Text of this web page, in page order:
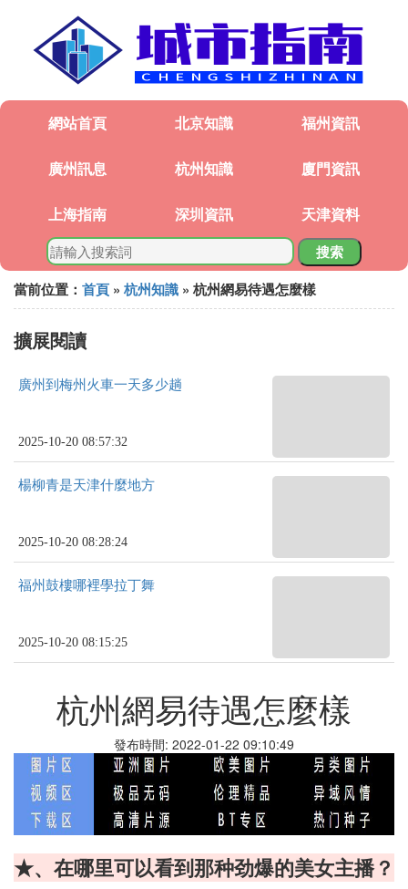
網站首頁 北京知識 福州資訊
廣州訊息 杭州知識 廈門資訊
上海指南 深圳資訊 天津資料
搜索
當前位置： 首頁 » 杭州知識 » 杭州網易待遇怎麼樣
擴展閱讀
廣州到梅州火車一天多少趟
2025-10-20 08:57:32
楊柳青是天津什麼地方
2025-10-20 08:28:24
福州鼓樓哪裡學拉丁舞
2025-10-20 08:15:25
杭州網易待遇怎麼樣
發布時間: 2022-01-22 09:10:49
★、在哪里可以看到那种劲爆的美女主播？